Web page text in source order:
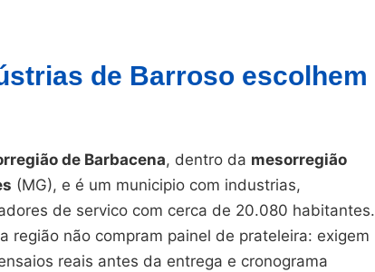
de Barroso escolhem
de Barbacena, dentro da mesorregião
(MG), e é um municipio com industrias,
de servico com cerca de 20.080 habitantes.
região não compram painel de prateleira: exigem
reais antes da entrega e cronograma